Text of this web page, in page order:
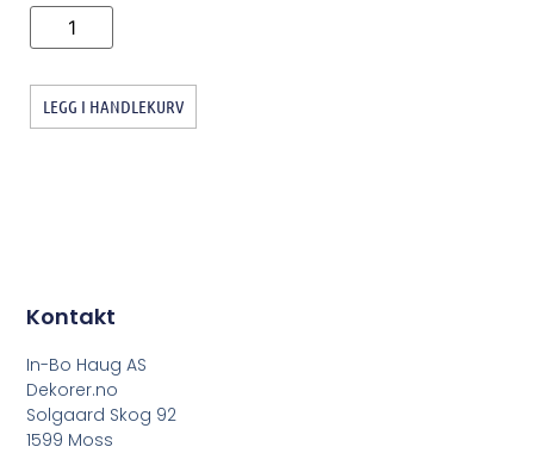
LEGG I HANDLEKURV
Kontakt
In-Bo Haug AS
Dekorer.no
Solgaard Skog 92
1599 Moss